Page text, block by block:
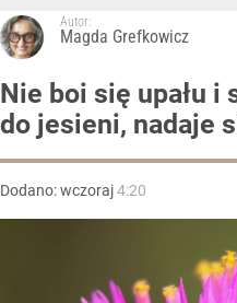
Autor:
Magda Grefkowicz
Nie boi się upału i
do jesieni, nadaje
Dodano:wczoraj4:20